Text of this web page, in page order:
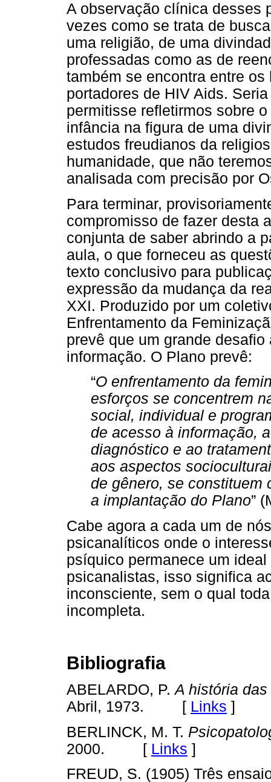
A observação clínica desses
vezes como se trata de
uma religião, de uma
professadas como as de
também se encontra entre
portadores de HIV Aids.
permitisse refletirmos sobre
infância na figura de uma
estudos freudianos da
humanidade, que não
analisada com precisão por
Para terminar,
compromisso de fazer desta
conjunta de saber abrindo a
aula, o que forneceu as
texto conclusivo para
expressão da mudança da
XXI. Produzido por um
Enfrentamento da
prevê que um grande
informação. O Plano prevê:
“O enfrentamento da
esforços se concentrem
social, individual e
de acesso à informação,
diagnóstico e ao
aos aspectos
de gênero, se constituem
a implantação do Plano”
Cabe agora a cada um de
psicanalíticos onde o
psíquico permanece um
psicanalistas, isso significa
inconsciente, sem o qual
incompleta.
Bibliografia
ABELARDO, P.A história
Abril, 1973. [ Links ]
BERLINCK, M. T.
2000. [ Links ]
FREUD, S. (1905) Três